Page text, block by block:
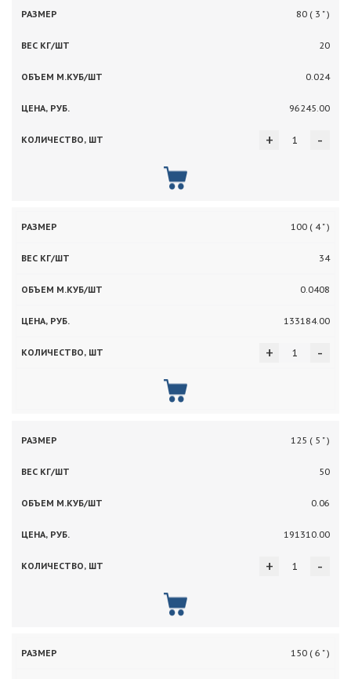
80 ( 3 " )
20
0.024
96245.00
-
+
100 ( 4 " )
34
0.0408
133184.00
-
+
125 ( 5 " )
50
0.06
191310.00
-
+
150 ( 6 " )